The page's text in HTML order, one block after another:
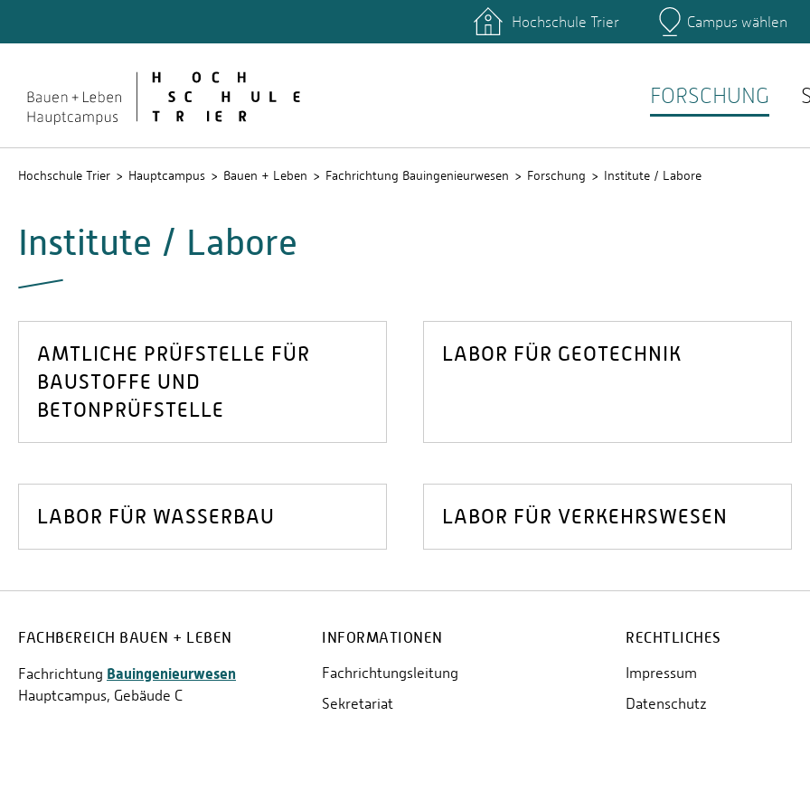
Studiengänge Bauingenieurwesen Vorlesungspläne
Hochschule Trier Campus wählen
FORSCHUNG
Hochschule Trier Hauptcampus Bauen + Leben Fachrichtung Bauingenieurwesen Forschung Institute / Labore
Institute / Labore
AMTLICHE PRÜFSTELLE FÜR
BAUSTOFFE UND
BETONPRÜFSTELLE
LABOR FÜR GEOTECHNIK
LABOR FÜR WASSERBAU LABOR FÜR VERKEHRSWESEN
FACHBEREICH BAUEN + LEBEN
Fachrichtung Bauingenieurwesen
Hauptcampus, Gebäude C
INFORMATIONEN
Fachrichtungsleitung
Sekretariat
RECHTLICHES
Impressum
Datenschutz